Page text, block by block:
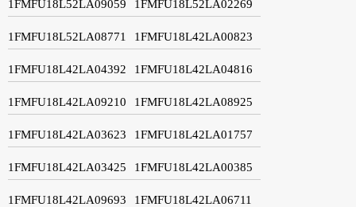
1FMFU18L52LA09059 1FMFU18L52LA02269
1FMFU18L52LA08771 1FMFU18L42LA00823
1FMFU18L42LA04392 1FMFU18L42LA04816
1FMFU18L42LA09210 1FMFU18L42LA08925
1FMFU18L42LA03623 1FMFU18L42LA01757
1FMFU18L42LA03425 1FMFU18L42LA00385
1FMFU18L42LA09693 1FMFU18L42LA06711